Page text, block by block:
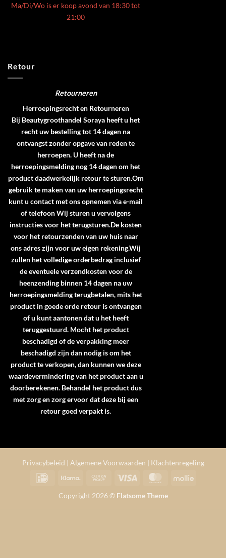
Ma/Di/Wo is er koop avond van 18:30 tot
21:00
Retour
Retourneren
Herroepingsrecht en Retourneren
Bij Beautygroothandel Soraya heeft u het
recht uw bestelling tot 14 dagen na
ontvangst zonder opgave van reden te
herroepen. U heeft na de
herroepingsmelding nog 14 dagen om het
product daadwerkelijk retour te sturen.Om
gebruik te maken van uw herroepingsrecht
kunt u contact met ons opnemen via e-mail
of telefoon Wij sturen u vervolgens
instructies voor het terugsturen.De kosten
voor het retourzenden van uw huis naar
ons adres zijn voor uw eigen rekening.Wij
zullen het volledige orderbedrag inclusief
de eventuele verzendkosten voor de
heenzending binnen 14 dagen na uw
herroepingsmelding terugbetalen, mits het
product in goede orde retour is ontvangen
of u kunt aantonen dat u het heeft
teruggestuurd. Mocht het product
beschadigd of de verpakking meer
beschadigd zijn dan nodig is om het
product te verkopen, dan kunnen we deze
waardevermindering van het product aan u
doorberekenen. Behandel het product dus
met zorg en zorg ervoor dat deze bij een
retour goed verpakt is.
Privacybeleid | Algemene Voorwaarden | Klachtenregeling
IDeal
Klarna
Cash
Pickup
Visa MasterCardMollie
Copyright 2026 © Flatsome Theme